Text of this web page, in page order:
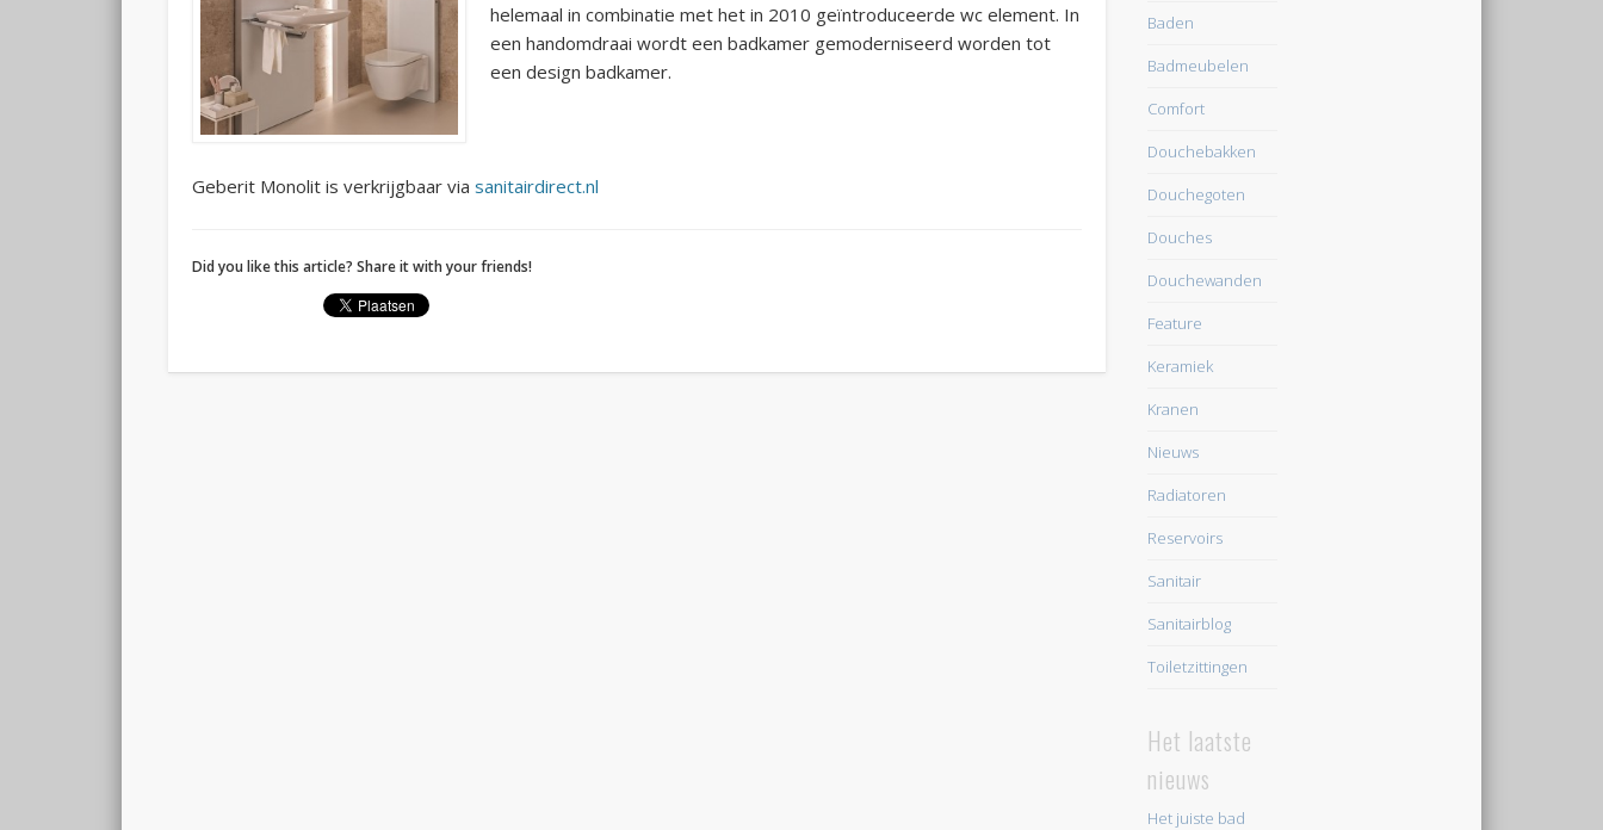
helemaal in combinatie met het in 2010 geïntroduceerde wc element. In
een handomdraai wordt een badkamer gemoderniseerd worden tot
een design badkamer.
Geberit Monolit is verkrijgbaar via sanitairdirect.nl
Did you like this article? Share it with your friends!
Baden
Badmeubelen
Comfort
Douchebakken
Douchegoten
Douches
Douchewanden
Feature
Keramiek
Kranen
Nieuws
Radiatoren
Reservoirs
Sanitair
Sanitairblog
Toiletzittingen
Het laatste
nieuws
Het juiste bad